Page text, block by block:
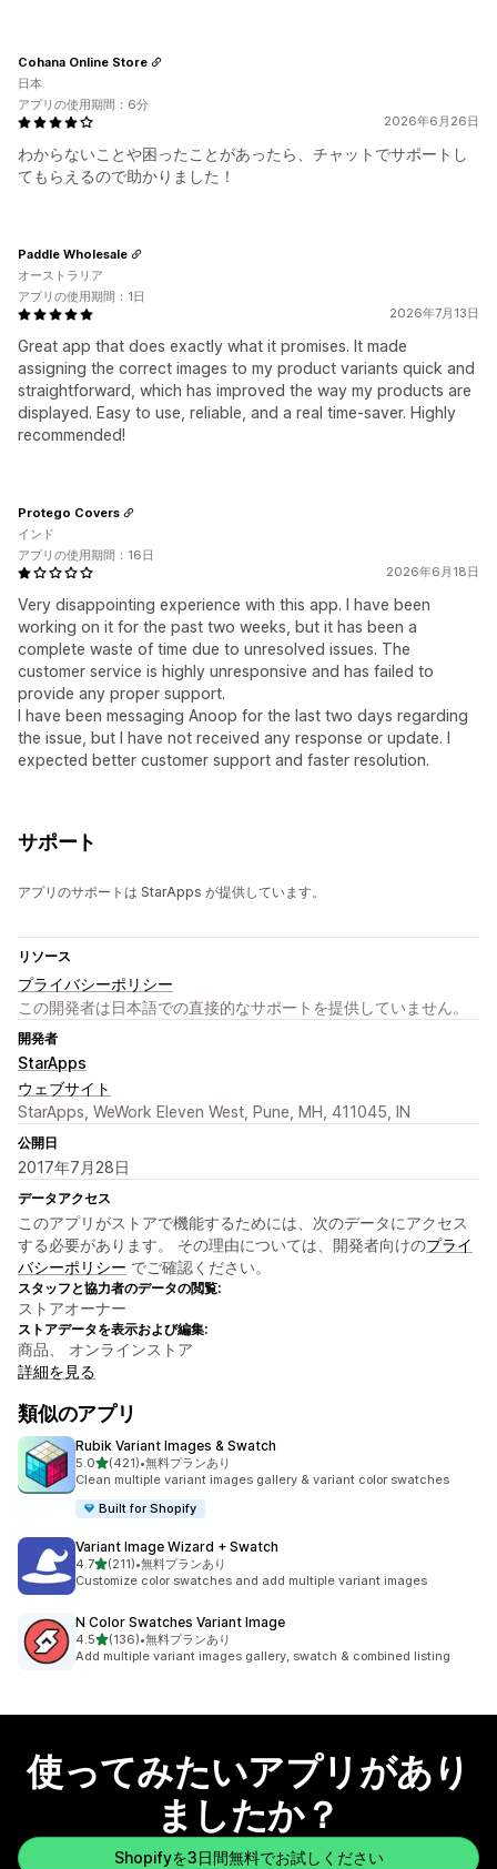
2026年6月26日
わからないことや困ったことがあったら、チャットでサポートし
てもらえるので助かりました！
Cohana Online Store
日本
アプリの使用期間：6分
2026年7月13日
Great app that does exactly what it promises. It made
assigning the correct images to my product variants quick and
straightforward, which has improved the way my products are
displayed. Easy to use, reliable, and a real time-saver. Highly
recommended!
Paddle Wholesale
オーストラリア
アプリの使用期間：1日
2026年6月18日
Very disappointing experience with this app. I have been
working on it for the past two weeks, but it has been a
complete waste of time due to unresolved issues. The
customer service is highly unresponsive and has failed to
provide any proper support.
I have been messaging Anoop for the last two days regarding
the issue, but I have not received any response or update. I
expected better customer support and faster resolution.
Protego Covers
インド
アプリの使用期間：16日
サポート
アプリのサポートは StarApps が提供しています。
リソース
プライバシーポリシー
この開発者は日本語での直接的なサポートを提供していません。
開発者
StarApps
ウェブサイト
StarApps, WeWork Eleven West, Pune, MH, 411045, IN
公開日
2017年7月28日
データアクセス
このアプリがストアで機能するためには、次のデータにアクセス
する必要があります。 その理由については、開発者向けのプライ
バシーポリシー でご確認ください。
スタッフと協力者のデータの閲覧:
ストアオーナー
ストアデータを表示および編集:
商品、 オンラインストア
詳細を見る
類似のアプリ
Rubik Variant Images & Swatch
5.05つ星中
(421)
合計レビュー数：421件
•無料プランあり
Clean multiple variant images gallery & variant color swatches
Built for Shopify
Variant Image Wizard + Swatch
4.75つ星中
(211)
合計レビュー数：211件
•無料プランあり
Customize color swatches and add multiple variant images
N Color Swatches Variant Image
4.55つ星中
(136)
合計レビュー数：136件
•無料プランあり
Add multiple variant images gallery, swatch & combined listing
使ってみたいアプリがあり
ましたか？
Shopifyを3日間無料でお試しください